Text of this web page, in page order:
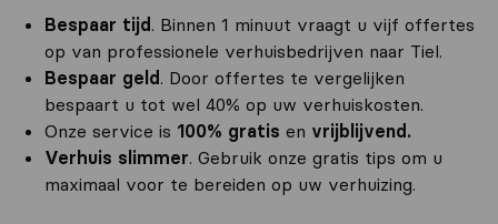
Bespaar tijd . Binnen 1 minuut vraagt u vijf offertes
op van professionele verhuisbedrijven naar Tiel.
Bespaar geld . Door offertes te vergelijken
bespaart u tot wel 40% op uw verhuiskosten.
Onze service is 100% gratis en vrijblijvend.
Verhuis slimmer. Gebruik onze gratis tips om u
maximaal voor te bereiden op uw verhuizing.